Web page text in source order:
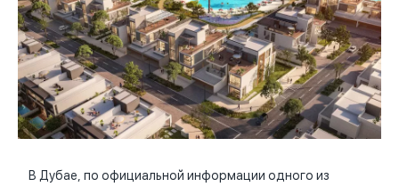
В Дубае, по официальной информации одного из